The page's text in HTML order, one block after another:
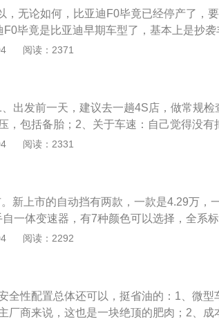
呢；3、比亚迪F0已经做的很好了。有着可
发动机，有着夏天冷气够足的空调，满足
，无论如何，比亚迪F0毕竟已经停产了，
毕竟是比亚迪早期车型了，基本上是抄袭
点“原始”，变速箱方面，手动挡款的卖的
样低的价格，我们也不好要求这个要求那个
低配的仅仅2万元）我们还能要求什么呢？比
畅不生硬的外观，有着动力够用的发动机，
车对于个人的基本需求。
阅读：2371
出发前一天，建议去一趟4S店，做常规检
，包括备胎；2、关于车速：自己觉得没有
速度一般在80100，建议90等速；3、下高
至40；4、新手在高速公路上行车，请保持
有情况，请保持行驶在最左侧车道，即超车
阅读：2331
新上市的自动挡有两款，一款是4.29万，
一体变速器，有7种颜色可以选择，全系
电子防盗系统和后尾部发光LOGO，更安
油性更好；3、另外比亚迪在8月31号提前实
享受到三包政策。
阅读：2292
全性配置总体还可以，挺省油的：1、微型
厂商来说，这也是一块绝顶的肥肉；2、成